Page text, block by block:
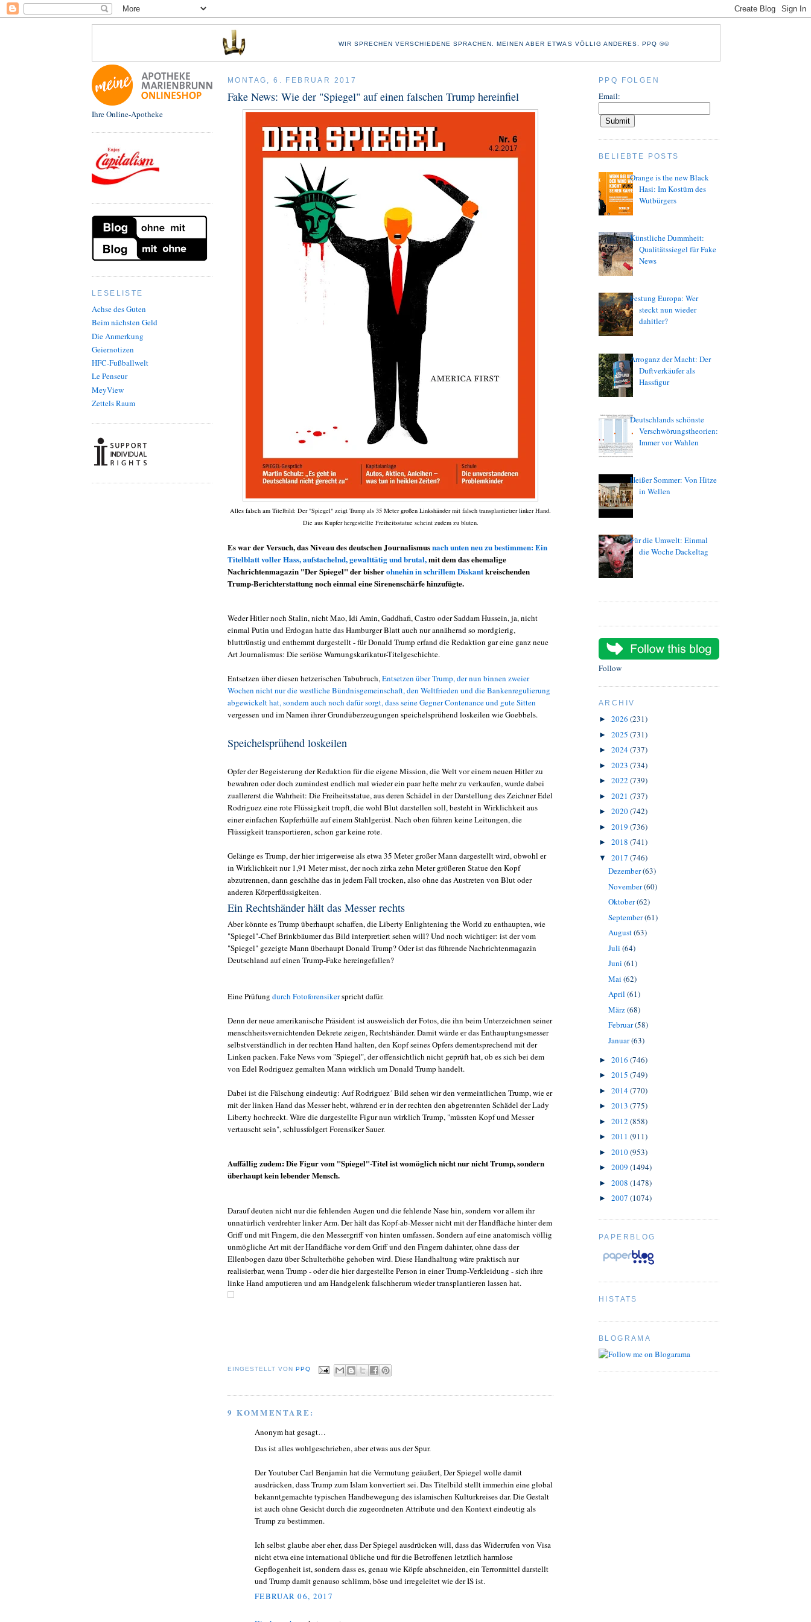
WIR SPRECHEN VERSCHIEDENE SPRACHEN. MEINEN ABER ETWAS VÖLLIG ANDERES. PPQ ®©
Ihre Online-Apotheke
LESELISTE
Achse des Guten
Beim nächsten Geld
Die Anmerkung
Geiernotizen
HFC-Fußballwelt
Le Penseur
MeyView
Zettels Raum
MONTAG, 6. FEBRUAR 2017
Fake News: Wie der "Spiegel" auf einen falschen Trump hereinfiel
Alles falsch am Titelbild: Der "Spiegel" zeigt Trump als 35 Meter großen Linkshänder mit falsch transplantietrer linker Hand.
Die aus Kupfer hergestellte Freiheitsstatue scheint zudem zu bluten.
Es war der Versuch, das Niveau des deutschen Journalismusnach unten neu zu bestimmen: Ein
Titelblatt voller Hass, aufstachelnd, gewalttätig und brutal,mit dem das ehemalige
Nachrichtenmagazin "Der Spiegel" der bisherohnehin in schrillem Diskantkreischenden
Trump-Berichterstattung noch einmal eine Sirenenschärfe hinzufügte.
Weder Hitler noch Stalin, nicht Mao, Idi Amin, Gaddhafi, Castro oder Saddam Hussein, ja, nicht
einmal Putin und Erdogan hatte das Hamburger Blatt auch nur annähernd so mordgierig,
bluttrünstig und enthemmt dargestellt - für Donald Trump erfand die Redaktion gar eine ganz neue
Art Journalismus: Die seriöse Warnungskarikatur-Titelgeschichte.
Entsetzen über diesen hetzerischen Tabubruch,Entsetzen über Trump, der nun binnen zweier
Wochen nicht nur die westliche Bündnisgemeinschaft, den Weltfrieden und die Bankenregulierung
abgewickelt hat, sondern auch noch dafür sorgt, dass seine Gegner Contenance und gute Sitten
vergessen und im Namen ihrer Grundüberzeugungen speichelsprühend loskeilen wie Goebbels.
Speichelsprühend loskeilen
Opfer der Begeisterung der Redaktion für die eigene Mission, die Welt vor einem neuen Hitler zu
bewahren oder doch zumindest endlich mal wieder ein paar hefte mehr zu verkaufen, wurde dabei
zuallererst die Wahrheit: Die Freiheitsstatue, aus deren Schädel in der Darstellung des Zeichner Edel
Rodriguez eine rote Flüssigkeit tropft, die wohl Blut darstellen soll, besteht in Wirklichkeit aus
einer einfachen Kupferhülle auf einem Stahlgerüst. Nach oben führen keine Leitungen, die
Flüssigkeit transportieren, schon gar keine rote.
Gelänge es Trump, der hier irrigerweise als etwa 35 Meter großer Mann dargestellt wird, obwohl er
in Wirklichkeit nur 1,91 Meter misst, der noch zirka zehn Meter größeren Statue den Kopf
abzutrennen, dann geschähe das in jedem Fall trocken, also ohne das Austreten von Blut oder
anderen Körperflüssigkeiten.
Ein Rechtshänder hält das Messer rechts
Aber könnte es Trump überhaupt schaffen, die Liberty Enlightening the World zu enthaupten, wie
"Spiegel"-Chef Brinkbäumer das Bild interpretiert sehen will? Und noch wichtiger: ist der vom
"Spiegel" gezeigte Mann überhaupt Donald Trump? Oder ist das führende Nachrichtenmagazin
Deutschland auf einen Trump-Fake hereingefallen?
Eine Prüfung durch Fotoforensikerspricht dafür.
Denn der neue amerikanische Präsident ist ausweislich der Fotos, die ihn beim Unterzeichnen seiner
menschheitsvernichtenden Dekrete zeigen, Rechtshänder. Damit würde er das Enthauptungsmesser
selbstverständlich in der rechten Hand halten, den Kopf seines Opfers dementsprechend mit der
Linken packen. Fake News vom "Spiegel", der offensichtlich nicht geprüft hat, ob es sich bei dem
von Edel Rodriguez gemalten Mann wirklich um Donald Trump handelt.
Dabei ist die Fälschung eindeutig: Auf Rodriguez´ Bild sehen wir den vermeintlichen Trump, wie er
mit der linken Hand das Messer hebt, während er in der rechten den abgetrennten Schädel der Lady
Liberty hochreckt. Wäre die dargestellte Figur nun wirklich Trump, "müssten Kopf und Messer
vertauscht sein", schlussfolgert Forensiker Sauer.
Auffällig zudem: Die Figur vom "Spiegel"-Titel ist womöglich nicht nur nicht Trump, sondern
überhaupt kein lebender Mensch.
Darauf deuten nicht nur die fehlenden Augen und die fehlende Nase hin, sondern vor allem ihr
unnatürlich verdrehter linker Arm. Der hält das Kopf-ab-Messer nicht mit der Handfläche hinter dem
Griff und mit Fingern, die den Messergriff von hinten umfassen. Sondern auf eine anatomisch völlig
unmögliche Art mit der Handfläche vor dem Griff und den Fingern dahinter, ohne dass der
Ellenbogen dazu über Schulterhöhe gehoben wird. Diese Handhaltung wäre praktisch nur
realisierbar, wenn Trump - oder die hier dargestellte Person in einer Trump-Verkleidung - sich ihre
linke Hand amputieren und am Handgelenk falschherum wieder transplantieren lassen hat.
EINGESTELLT VON PPQ
9 KOMMENTARE:
Anonym hat gesagt…
Das ist alles wohlgeschrieben, aber etwas aus der Spur.
Der Youtuber Carl Benjamin hat die Vermutung geäußert, Der Spiegel wolle damit
ausdrücken, dass Trump zum Islam konvertiert sei. Das Titelbild stellt immerhin eine global
bekanntgemachte typischen Handbewegung des islamischen Kulturkreises dar. Die Gestalt
ist auch ohne Gesicht durch die zugeordneten Attribute und den Kontext eindeutig als
Trump zu bestimmen.
Ich selbst glaube aber eher, dass Der Spiegel ausdrücken will, dass das Widerrufen von Visa
nicht etwa eine international übliche und für die Betroffenen letztlich harmlose
Gepflogenheit ist, sondern dass es, genau wie Köpfe abschneiden, ein Terrormittel darstellt
und Trump damit genauso schlimm, böse und irregeleitet wie der IS ist.
FEBRUAR 06, 2017
PPQ FOLGEN
Email:
BELIEBTE POSTS
Orange is the new Black
Hasi: Im Kostüm des
Wutbürgers
Künstliche Dummheit:
Qualitätssiegel für Fake
News
Festung Europa: Wer
steckt nun wieder
dahitler?
Arroganz der Macht: Der
Duftverkäufer als
Hassfigur
Deutschlands schönste
Verschwörungstheorien:
Immer vor Wahlen
Heißer Sommer: Von Hitze
in Wellen
Für die Umwelt: Einmal
die Woche Dackeltag
Follow
ARCHIV
► 2026 (231)
► 2025 (731)
► 2024(737)
► 2023 (734)
► 2022 (739)
► 2021 (737)
► 2020(742)
► 2019 (736)
► 2018 (741)
▼ 2017 (746)
Dezember(63)
November(60)
Oktober(62)
September(61)
August(63)
Juli (64)
Juni (61)
Mai (62)
April (61)
März(68)
Februar(58)
Januar(63)
► 2016 (746)
► 2015 (749)
► 2014(770)
► 2013 (775)
► 2012 (858)
► 2011 (911)
► 2010(953)
► 2009 (1494)
► 2008 (1478)
► 2007 (1074)
PAPERBLOG
HISTATS
BLOGRAMA